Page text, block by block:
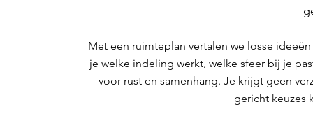
Met een ruimteplan vertalen we losse
je welke indeling werkt, welke sfeer bij je
voor rust en samenhang. Je krijgt geen
gericht keuzes